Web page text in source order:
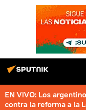
EN VIVO: Los
contra la reforma a la